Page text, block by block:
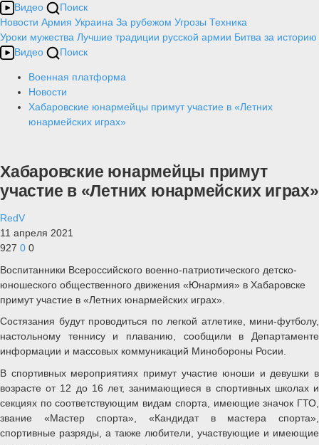
Видео
Поиск
Новости Армия Украина За рубежом Угрозы Техника
Уроки мужества Лучшие традиции русской армии Битва за историю
Видео
Поиск
Военная платформа
Новости
Хабаровские юнармейцы примут участие в «Летних
юнармейских играх»
Хабаровские юнармейцы примут
участие в «Летних юнармейских играх»
RedV
11 апреля 2021
927 0 0
Воспитанники Всероссийского военно-патриотического детско-
юношеского общественного движения «Юнармия» в Хабаровске
примут участие в «Летних юнармейских играх».
Состязания будут проводиться по легкой атлетике, мини-футболу,
настольному теннису и плаванию, сообщили в Департаменте
информации и массовых коммуникаций Минобороны Росии.
В спортивных мероприятиях примут участие юноши и девушки в
возрасте от 12 до 16 лет, занимающиеся в спортивных школах и
секциях по соответствующим видам спорта, имеющие значок ГТО,
звание «Мастер спорта», «Кандидат в мастера спорта»,
спортивные разряды, а также любители, участвующие и имеющие